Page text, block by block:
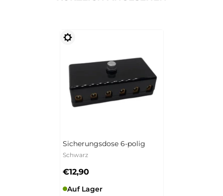
Sicherungsdose 6-polig
Schwarz
€12,90
Auf Lager